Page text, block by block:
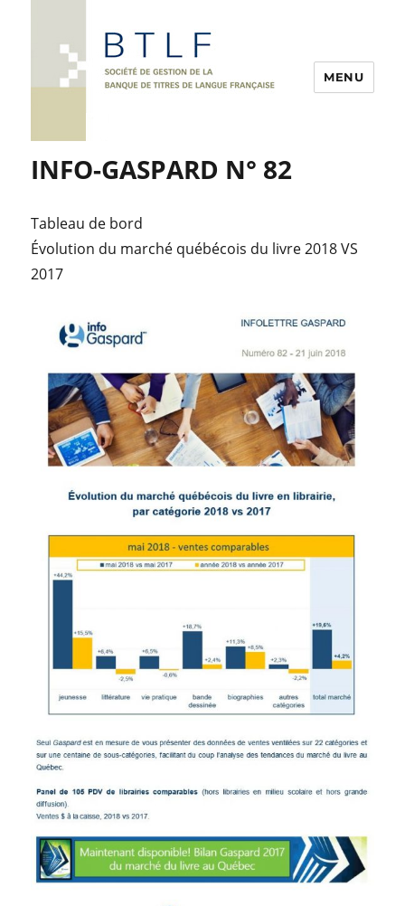
MENU
INFO-GASPARD N° 82
Tableau de bord
Évolution du marché québécois du livre 2018 VS
2017